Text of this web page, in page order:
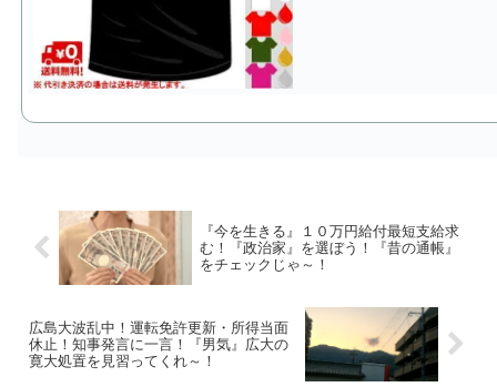
『今を生きる』１０万円給付最短支給求
む！『政治家』を選ぼう！『昔の通帳』
をチェックじゃ～！
広島大波乱中！運転免許更新・所得当面
休止！知事発言に一言！『男気』広大の
寛大処置を見習ってくれ～！